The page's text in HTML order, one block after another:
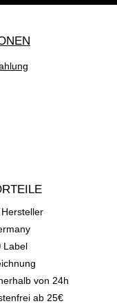
Label
von 24h
ab 25€